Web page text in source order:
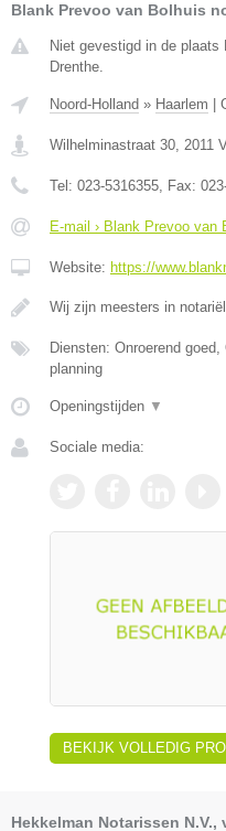
Blank Prevoo van Bolhuis
Niet gevestigd in de plaats
Drenthe.
Noord-Holland » Haarlem
Wilhelminastraat 30, 2011
Tel: 023-5316355, Fax:
E-mail › Blank Prevoo van
Website: https://
Wij zijn meesters in
Diensten: Onroerend
planning
Openingstijden ▼
Sociale media:
BEKIJK VOLLEDIG
Hekkelman Notarissen